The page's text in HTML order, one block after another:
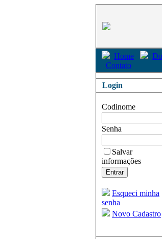
Home
Contato
Login
Codinome
Senha
Salvar
informações
Esqueci minha
senha
Novo Cadastro